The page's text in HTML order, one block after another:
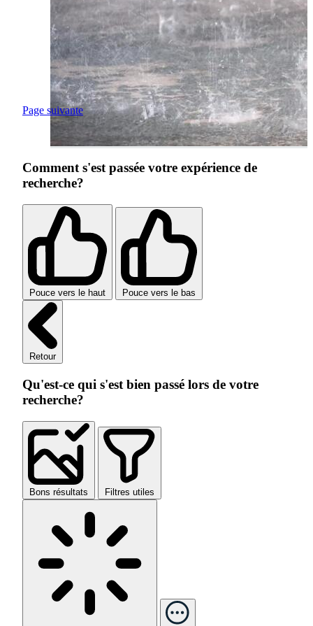
Page suivante
Comment s'est passée votre expérience de
recherche?
Pouce vers le haut Pouce vers le bas
Retour
Qu'est-ce qui s'est bien passé lors de votre
recherche?
Bons résultats Filtres utiles